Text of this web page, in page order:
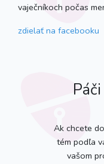
vaječníkoch počas
zdielať na facebooku
Ak chcete
tém podľa
vašom